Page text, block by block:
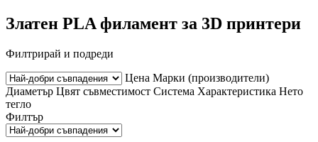
Златен PLA филамент за 3D принтери
Филтрирай и подреди
Цена Марки (производители)
Диаметър Цвят съвместимост Система Характеристика Нето
тегло
Филтър